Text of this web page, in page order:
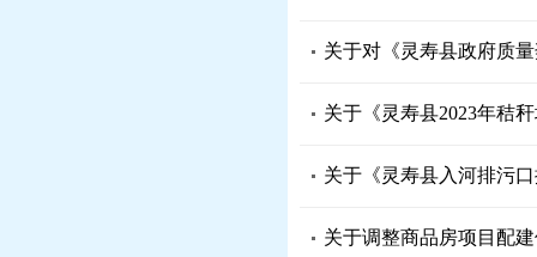
关于对《灵寿县政府质
关于《灵寿县2023年秸
关于《灵寿县入河排污
关于调整商品房项目配